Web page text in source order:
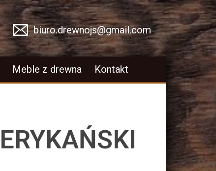
biuro.drewnojs@gmail.com
Meble z drewna Kontakt